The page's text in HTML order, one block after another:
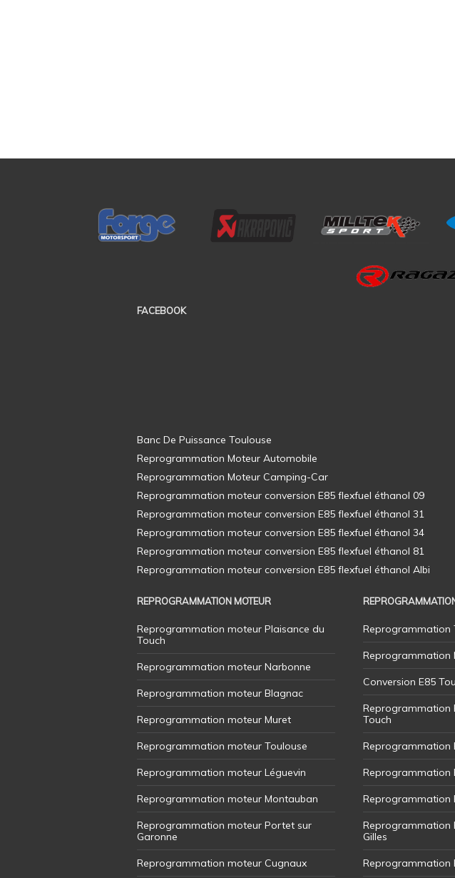
FACEBOOK
REPROGRAMMATION MOTEUR
Reprogrammation moteur Plaisance du
Touch
Reprogrammation moteur Narbonne
Reprogrammation moteur Blagnac
Reprogrammation moteur Muret
Reprogrammation moteur Toulouse
Reprogrammation moteur Léguevin
Reprogrammation moteur Montauban
Reprogrammation moteur Portet sur
Garonne
Reprogrammation moteur Cugnaux
Reprogrammation
Reprogrammation
Conversion E85
Reprogrammation
Touch
Reprogrammation
Reprogrammation
Reprogrammation
Reprogrammation
Gilles
Reprogrammation
Banc De Puissance Toulouse
Reprogrammation Moteur Automobile
Reprogrammation Moteur Camping-Car
Reprogrammation moteur conversion E85 flexfuel éthanol 09
Reprogrammation moteur conversion E85 flexfuel éthanol 31
Reprogrammation moteur conversion E85 flexfuel éthanol 34
Reprogrammation moteur conversion E85 flexfuel éthanol 81
Reprogrammation moteur conversion E85 flexfuel éthanol Albi